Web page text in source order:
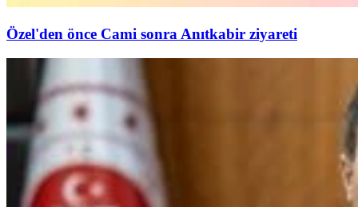
Özel'den önce Cami sonra Anıtkabir ziyareti